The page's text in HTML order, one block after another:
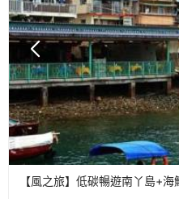
【風之旅】低碳暢遊南丫島+海